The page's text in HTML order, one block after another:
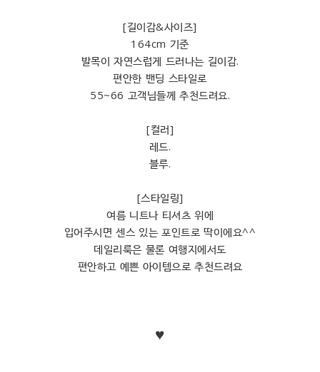
[길이감&사이즈]
164cm 기준
발목이 자연스럽게 드러나는 길이감.
편안한 밴딩 스타일로
55~66 고객님들께 추천드려요.
[컬러]
레드.
블루.
[스타일링]
여름 니트나 티셔츠 위에
입어주시면 센스 있는 포인트로 딱이에요^^
데일리룩은 물론 여행지에서도
편안하고 예쁜 아이템으로 추천드려요
♥